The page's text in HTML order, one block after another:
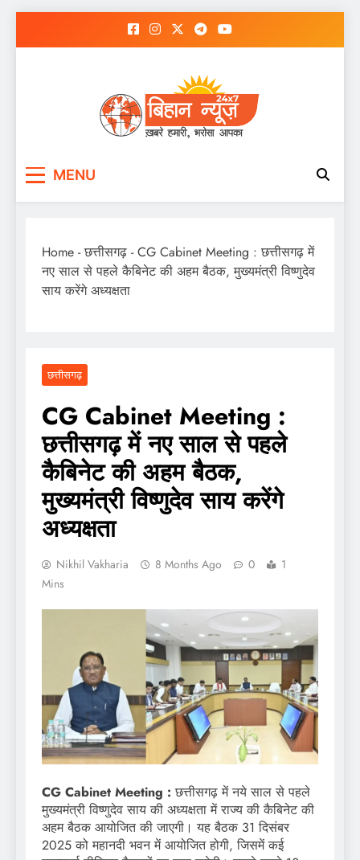
MENU
Home -छत्तीसगढ़ -CG Cabinet Meeting : छत्तीसगढ़ में
नए साल से पहले कैबिनेट की अहम बैठक, मुख्यमंत्री विष्णुदेव
साय करेंगे अध्यक्षता
छत्तीसगढ़
CG Cabinet Meeting :
छत्तीसगढ़ में नए साल से पहले
कैबिनेट की अहम बैठक,
मुख्यमंत्री विष्णुदेव साय करेंगे
अध्यक्षता
Nikhil Vakharia 8 Months Ago 0
1
Mins
CG Cabinet Meeting : छत्तीसगढ़ में नये साल से पहले
मुख्यमंत्री विष्णुदेव साय की अध्यक्षता में राज्य की कैबिनेट की
अहम बैठक आयोजित की जाएगी। यह बैठक 31 दिसंबर
2025 को महानदी भवन में आयोजित होगी, जिसमें कई